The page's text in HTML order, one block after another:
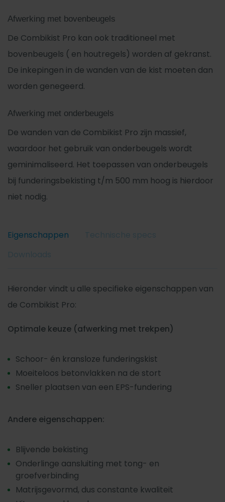
Afwerking met bovenbeugels
De Combikist Pro kan ook traditioneel met
bovenbeugels ( en houtregels) worden af gekranst.
De inkepingen in de wanden van de kist moeten dan
worden genegeerd.
Afwerking met onderbeugels
De wanden van de Combikist Pro zijn massief,
waardoor het gebruik van onderbeugels wordt
geminimaliseerd. Het toepassen van onderbeugels
bij funderingsbekisting t/m 500 mm hoog is hierdoor
niet nodig.
Eigenschappen
Hieronder vindt u alle specifieke eigenschappen van
de Combikist Pro:
Optimale keuze (afwerking met trekpen)
Schoor- én kransloze funderingskist
Moeiteloos betonvlakken na de stort
Sneller plaatsen van een EPS-fundering
Andere eigenschappen:
Blijvende bekisting
Onderlinge aansluiting met tong- en
groefverbinding
Matrijsgevormd, dus constante kwaliteit